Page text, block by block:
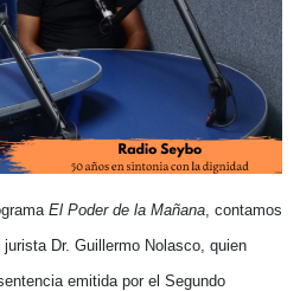
El Poder de la Mañana , contamos
Dr. Guillermo Nolasco, quien
emitida por el Segundo